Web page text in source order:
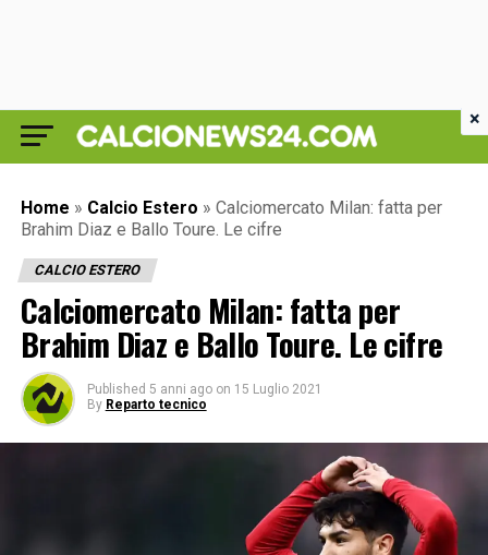
Home » Calcio Estero » Calciomercato Milan: fatta per
Brahim Diaz e Ballo Toure. Le cifre
CALCIO ESTERO
Calciomercato Milan: fatta per
Brahim Diaz e Ballo Toure. Le cifre
Published 5 anni ago on 15 Luglio 2021
By Reparto tecnico
×